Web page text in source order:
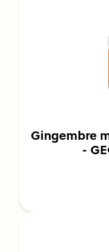
Gingembre
-